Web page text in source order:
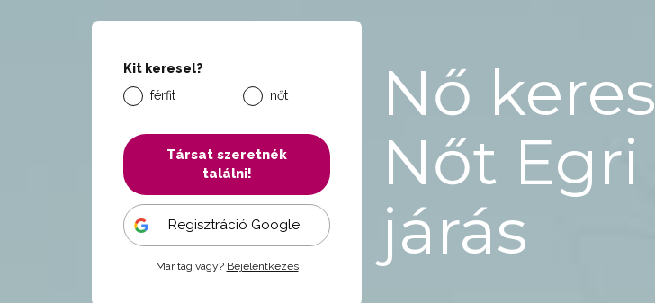
Kit keresel?
férfit
nőt
Társat szeretnék
találni!
Regisztráció Google
Már tag vagy? Bejelentkezés
Nő keres
Nőt Egri
járás